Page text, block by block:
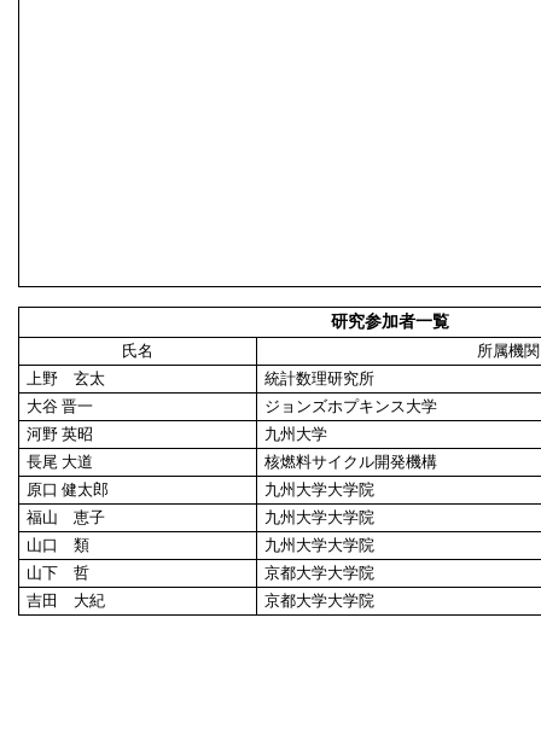
研究参加者一覧
氏名
所属機関
上野 玄太
統計数理研究所
大谷 晋一
ジョンズホプキンス大学
河野 英昭
九州大学
長尾 大道
核燃料サイクル開発機構
原口 健太郎
九州大学大学院
福山 恵子
九州大学大学院
山口 類
九州大学大学院
山下 哲
京都大学大学院
吉田 大紀
京都大学大学院